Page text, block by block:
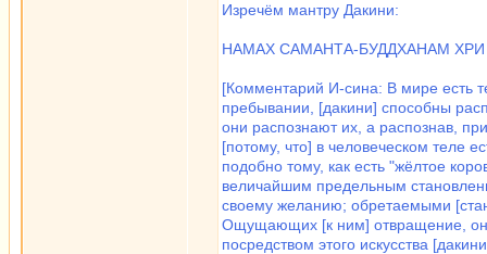
Изречём мантру Дакини:
НАМАХ САМАНТА-БУДДХАНАМ ХРИ
[Комментарий И-сина: В мире есть
пребывании, [дакини] способны
они распознают их, а распознав,
[потому, что] в человеческом теле
подобно тому, как есть "жёлтое
величайшим предельным
своему желанию; обретаемыми
Ощущающих [к ним] отвращение,
посредством этого искусства